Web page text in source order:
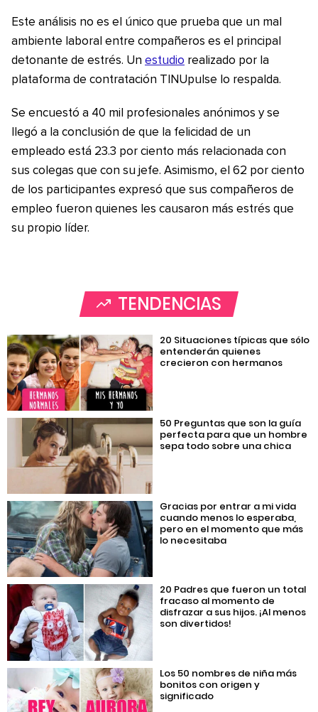
Este análisis no es el único que prueba que un mal
ambiente laboral entre compañeros es el principal
detonante de estrés. Un estudio realizado por la
plataforma de contratación TINUpulse lo respalda.
Se encuestó a 40 mil profesionales anónimos y se
llegó a la conclusión de que la felicidad de un
empleado está 23.3 por ciento más relacionada con
sus colegas que con su jefe. Asimismo, el 62 por ciento
de los participantes expresó que sus compañeros de
empleo fueron quienes les causaron más estrés que
su propio líder.
TENDENCIAS
20 Situaciones típicas que sólo
entenderán quienes
crecieron con hermanos
50 Preguntas que son la guía
perfecta para que un hombre
sepa todo sobre una chica
Gracias por entrar a mi vida
cuando menos lo esperaba,
pero en el momento que más
lo necesitaba
20 Padres que fueron un total
fracaso al momento de
disfrazar a sus hijos. ¡Al menos
son divertidos!
Los 50 nombres de niña más
bonitos con origen y
significado